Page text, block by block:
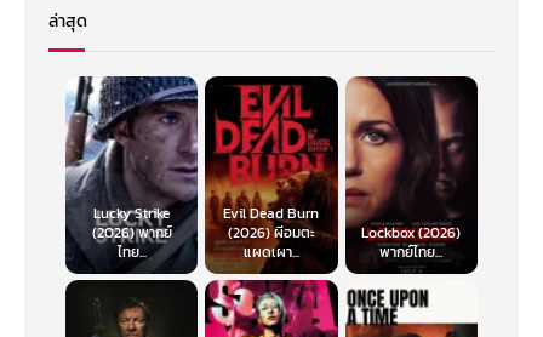
ล่าสุด
Lucky Strike
(2026) พากย์
ไทย...
Evil Dead Burn
(2026) ผีอมตะ
แผดเผา...
Lockbox (2026)
พากย์ไทย...